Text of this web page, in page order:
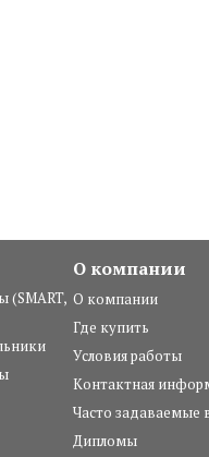
(SMART,
О компании
О компании
Где купить
Условия работы
Контактная
Часто задаваемые
Дипломы